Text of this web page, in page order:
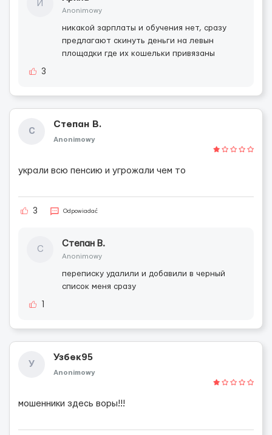
И
Anonimowy
никакой зарплаты и обучения нет, сразу
предлагают скинуть деньги на левын
площадки где их кошельки привязаны
3
С
Степан В.
Anonimowy
украли всю пенсию и угрожали чем то
3 Odpowiadać
С
Степан В.
Anonimowy
переписку удалили и добавили в черный
список меня сразу
У
Узбек95
Anonimowy
мошенники здесь воры!!!